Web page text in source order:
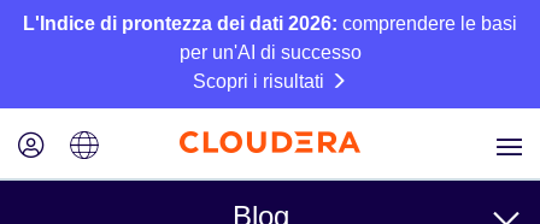
L'Indice di prontezza dei dati 2026: comprendere le basi
per un'AI di successo
Scopri i risultati
Blog